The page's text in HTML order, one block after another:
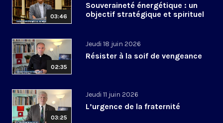
03:46
Souveraineté énergétique : un
objectif stratégique et spirituel
02:35
Jeudi 18 juin 2026
Résister à la soif de vengeance
03:25
Jeudi 11 juin 2026
L’urgence de la fraternité